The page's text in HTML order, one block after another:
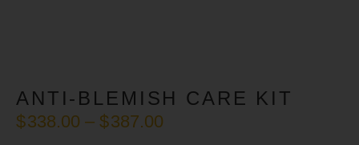
ANTI-BLEMISH CARE KIT
$338.00 – $387.00